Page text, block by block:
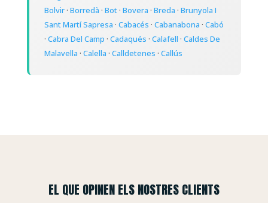
Bolvir· Borredà · Bot· Bovera · Breda · Brunyola I
Sant Martí Sapresa · Cabacés · Cabanabona · Cabó
· Cabra Del Camp · Cadaqués · Calafell · Caldes De
Malavella · Calella · Calldetenes · Callús
EL QUE OPINEN ELS NOSTRES CLIENTS